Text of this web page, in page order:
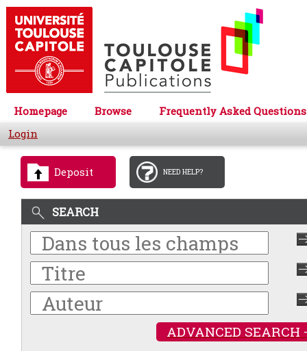
Homepage Browse
Frequently Asked Questions
Login
Deposit NEED HELP?
SEARCH
ADVANCED SEARCH